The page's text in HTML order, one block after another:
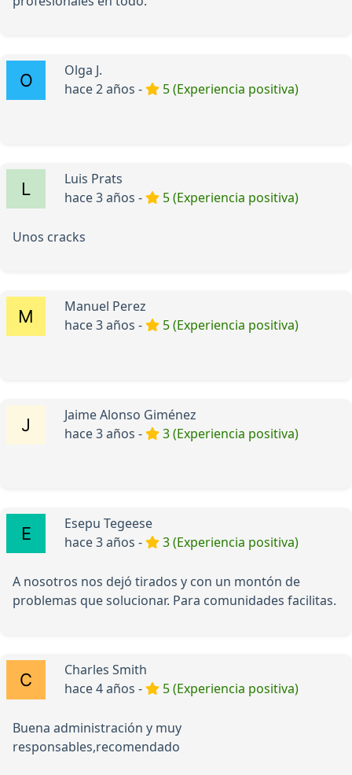
Olga J.
hace 2 años -
5 (Experiencia positiva)
Luis Prats
hace 3 años -
5 (Experiencia positiva)
Unos cracks
Manuel Perez
hace 3 años -
5 (Experiencia positiva)
Jaime Alonso Giménez
hace 3 años -
3 (Experiencia positiva)
Esepu Tegeese
hace 3 años -
3 (Experiencia positiva)
A nosotros nos dejó tirados y con un montón de
problemas que solucionar. Para comunidades facilitas.
Charles Smith
hace 4 años -
5 (Experiencia positiva)
Buena administración y muy
responsables,recomendado